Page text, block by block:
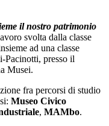
il nostro patrimonio
svolta dalla classe
ad una classe
Pacinotti, presso il
Musei.
fra percorsi di studio
Museo Civico
, MAMbo.